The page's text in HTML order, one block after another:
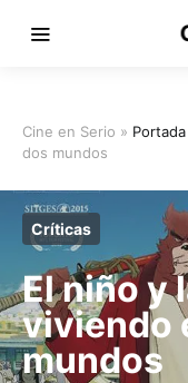
Cine en Serio » Portada
dos mundos
Críticas
El niño y
viviendo
mundos